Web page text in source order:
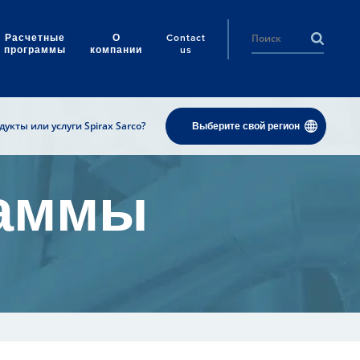
Расчетные
программы
О
компании
Contact
us
или услуги Spirax Sarco? Выберите свой регион